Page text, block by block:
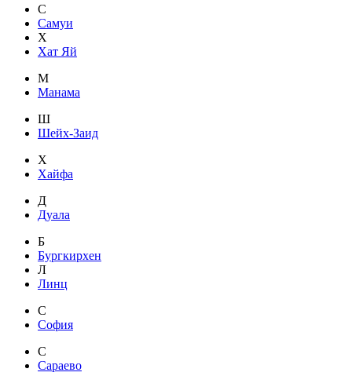
С
Самуи
Х
Хат Яй
М
Манама
Ш
Шейх-Заид
Х
Хайфа
Д
Дуала
Б
Бургкирхен
Л
Линц
С
София
С
Сараево